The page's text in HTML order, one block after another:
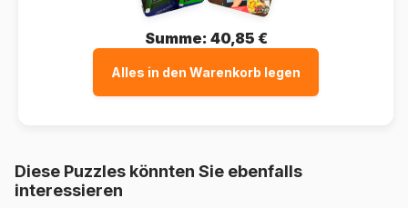
Summe: 40,85 €
Alles in den Warenkorb legen
Diese Puzzles könnten Sie ebenfalls
interessieren